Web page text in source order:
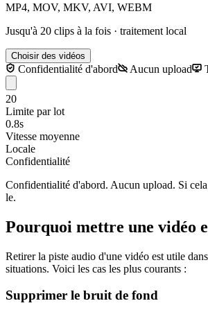
MP4, MOV, MKV, AVI, WEBM
Jusqu'à 20 clips à la fois · traitement local
Choisir des vidéos
Confidentialité d'abord Aucun upload
20
Limite par lot
0.8s
Vitesse moyenne
Locale
Confidentialité
Confidentialité d'abord. Aucun upload. Si
le.
Pourquoi mettre une vidéo
Retirer la piste audio d'une vidéo est utile
situations. Voici les cas les plus courants :
Supprimer le bruit de fond